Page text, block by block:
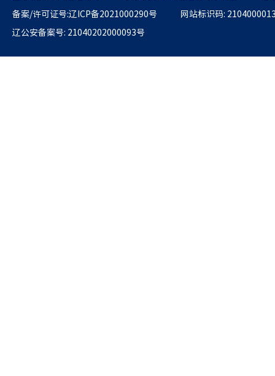
备案/许可证号:辽ICP备2021000290号
网站标识码:
辽公安备案号: 21040202000093号